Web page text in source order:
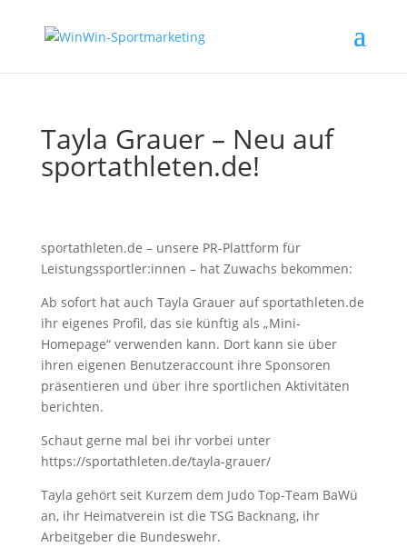
Tayla Grauer – Neu auf
sportathleten.de!
sportathleten.de – unsere PR-Plattform für
Leistungssportler:innen – hat Zuwachs bekommen:
Ab sofort hat auch Tayla Grauer auf sportathleten.de
ihr eigenes Profil, das sie künftig als „Mini-
Homepage“ verwenden kann. Dort kann sie über
ihren eigenen Benutzeraccount ihre Sponsoren
präsentieren und über ihre sportlichen Aktivitäten
berichten.
Schaut gerne mal bei ihr vorbei unter
https://sportathleten.de/tayla-grauer/
Tayla gehört seit Kurzem dem Judo Top-Team BaWü
an, ihr Heimatverein ist die TSG Backnang, ihr
Arbeitgeber die Bundeswehr.